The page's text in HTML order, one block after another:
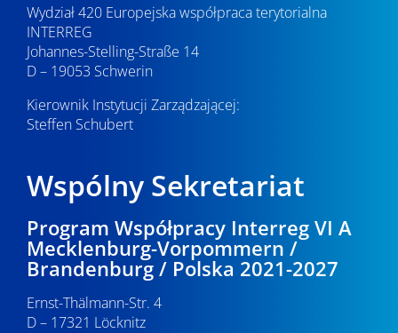
Wydział 420 Europejska współpraca terytorialna
INTERREG
Johannes-Stelling-Straße 14
D – 19053 Schwerin
Kierownik Instytucji Zarządzającej:
Steffen Schubert
Wspólny Sekretariat
Program Współpracy Interreg VI A
Mecklenburg-Vorpommern /
Brandenburg / Polska 2021-2027
Ernst-Thälmann-Str. 4
D – 17321 Löcknitz